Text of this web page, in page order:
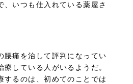
いつも仕入れている薬屋さ
腰痛を治して評判になってい
している人がいるようだ。
するのは、初めてのことでは